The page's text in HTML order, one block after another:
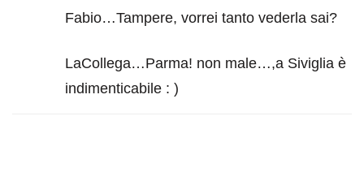
Fabio…Tampere, vorrei tanto vederla sai?
LaCollega…Parma! non male…,a Siviglia è
indimenticabile : )